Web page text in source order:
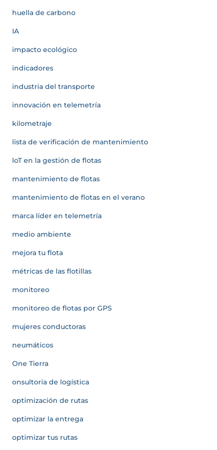
huella de carbono
IA
impacto ecológico
indicadores
industria del transporte
innovación en telemetría
kilometraje
lista de verificación de mantenimiento
loT en la gestión de flotas
mantenimiento de flotas
mantenimiento de flotas en el verano
marca líder en telemetría
medio ambiente
mejora tu flota
métricas de las flotillas
monitoreo
monitoreo de flotas por GPS
mujeres conductoras
neumáticos
One Tierra
onsultoría de logística
optimización de rutas
optimizar la entrega
optimizar tus rutas